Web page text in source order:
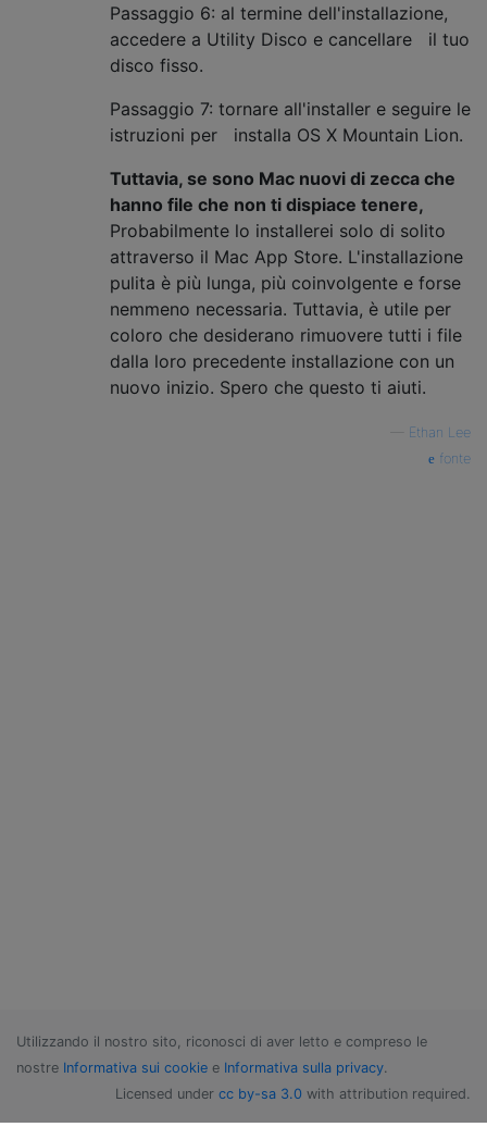
Passaggio 6: al termine dell'installazione,
accedere a Utility Disco e cancellare il tuo
disco fisso.
Passaggio 7: tornare all'installer e seguire le
istruzioni per installa OS X Mountain Lion.
Tuttavia, se sono Mac nuovi di zecca che
hanno file che non ti dispiace tenere,
Probabilmente lo installerei solo di solito
attraverso il Mac App Store. L'installazione
pulita è più lunga, più coinvolgente e forse
nemmeno necessaria. Tuttavia, è utile per
coloro che desiderano rimuovere tutti i file
dalla loro precedente installazione con un
nuovo inizio. Spero che questo ti aiuti.
Ethan Lee
fonte
Utilizzando il nostro sito, riconosci di aver letto e compreso le
nostre Informativa sui cookie e Informativa sulla privacy.
Licensed under cc by-sa 3.0 with attribution required.